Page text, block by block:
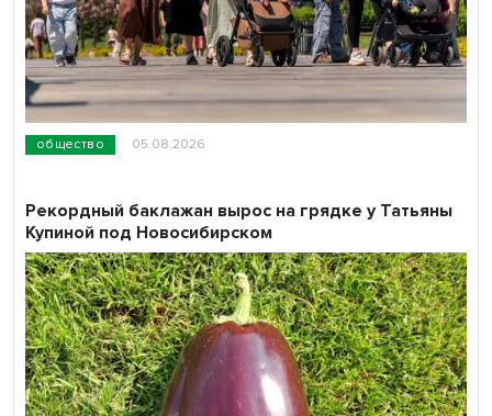
общество 05.08.2026
Рекордный баклажан вырос на грядке у Татьяны
Купиной под Новосибирском